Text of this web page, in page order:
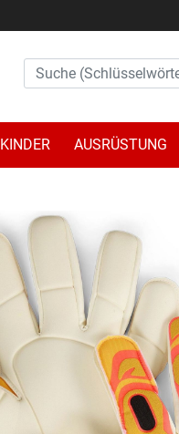
KINDER AUSRÜSTUNG